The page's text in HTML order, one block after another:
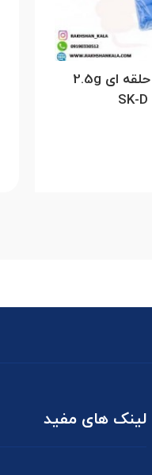
نایلون کاور کفش حلقه ای 2.5g
لینک های مفید